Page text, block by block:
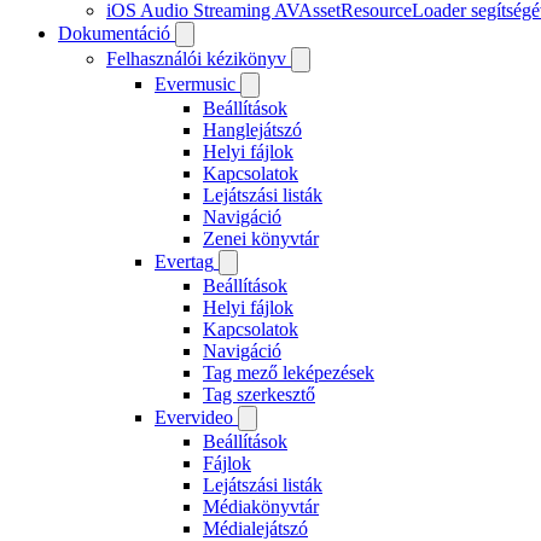
iOS Audio Streaming AVAssetResourceLoader
Dokumentáció
Felhasználói kézikönyv
Evermusic
Beállítások
Hanglejátszó
Helyi fájlok
Kapcsolatok
Lejátszási listák
Navigáció
Zenei könyvtár
Evertag
Beállítások
Helyi fájlok
Kapcsolatok
Navigáció
Tag mező leképezések
Tag szerkesztő
Evervideo
Beállítások
Fájlok
Lejátszási listák
Médiakönyvtár
Médialejátszó